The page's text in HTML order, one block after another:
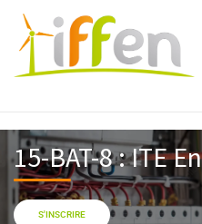
15-BAT-8 : ITE
S'INSCRIRE